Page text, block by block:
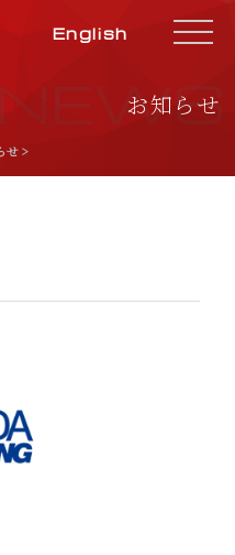
English
お知らせ
NEWS
せ>